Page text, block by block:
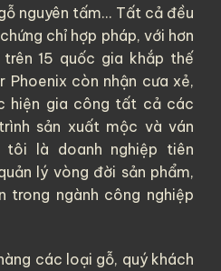
nguyên tấm... Tất cả đều
chỉ hợp pháp, với hơn
15 quốc gia khắp thế
Phoenix còn nhận cưa xẻ,
hiện gia công tất cả các
sản xuất mộc và ván
tôi là doanh nghiệp tiên
lý vòng đời sản phẩm,
trong ngành công nghiệp
các loại gỗ, quý khách